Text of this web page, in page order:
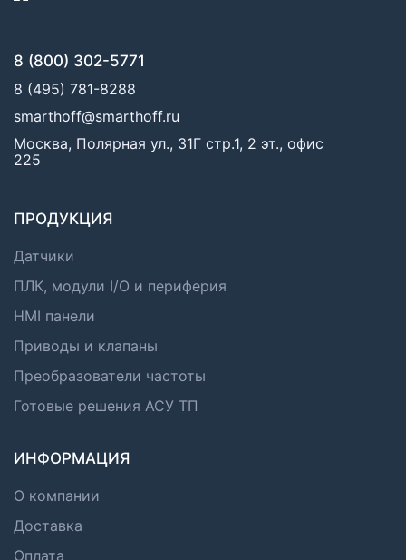
8 (800) 302-5771
8 (495) 781-8288
smarthoff@smarthoff.ru
Москва, Полярная ул., 31Г стр.1, 2 эт., офис
225
ПРОДУКЦИЯ
Датчики
ПЛК, модули I/O и периферия
HMI панели
Приводы и клапаны
Преобразователи частоты
Готовые решения АСУ ТП
ИНФОРМАЦИЯ
О компании
Доставка
Оплата